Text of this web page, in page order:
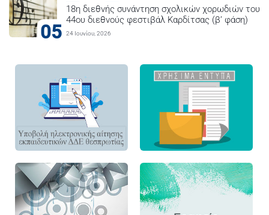
05
18η διεθνής συνάντηση σχολικών χορωδιών του
44ου διεθνούς φεστιβάλ Καρδίτσας (β’ φάση)
24 Ιουνίου, 2026